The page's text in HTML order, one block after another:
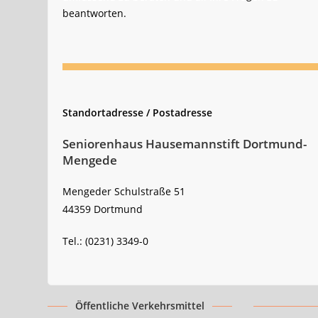
beantworten.
Standortadresse / Postadresse
Seniorenhaus Hausemannstift Dortmund-
Mengede
Mengeder Schulstraße 51
44359 Dortmund
Tel.: (0231) 3349-0
Öffentliche Verkehrsmittel